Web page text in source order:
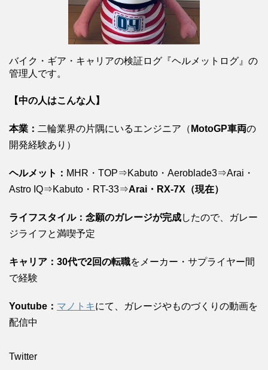
バイク・ギア・キャリアの検証ログ『ヘルメットログ』の
管理人です。
【中の人はこんな人】
本業： 二輪業界の片隅にいるエンジニア（ MotoGP車両の
開発経験あり）
ヘルメット： MHR・TOP⇒Kabuto・Aeroblade3⇒Arai・
Astro IQ⇒Kabuto・RT-33⇒Arai・RX-7X（現在）
ライフスタイル：念願のガレージが完成したので、ガレー
ジライフと満喫予定
キャリア：30代で2回の転職をメーカー・サプライヤー間
で経験
Youtube： マノトキにて、ガレージやものづくりの動画を
配信中
Twitter